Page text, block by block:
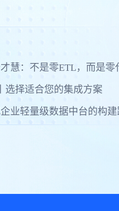
选择适合您的集成方案
业轻量级数据中台的构